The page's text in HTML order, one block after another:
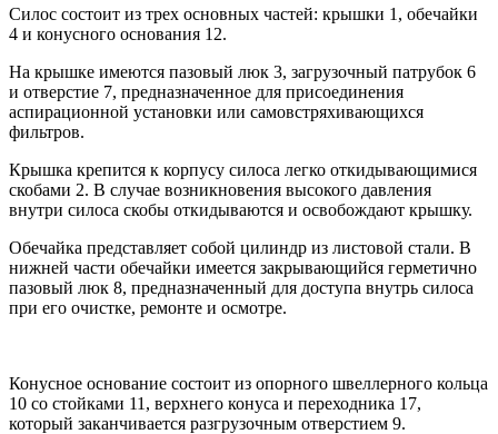
Силос состоит из трех основных частей: крышки 1, обечайки
4 и конусного основания 12.
На крышке имеются пазовый люк 3, загрузочный патрубок 6
и отверстие 7, предназначенное для присоединения
аспирационной установки или самовстряхивающихся
фильтров.
Крышка крепится к корпусу силоса легко откидывающимися
скобами 2. В случае возникновения высокого давления
внутри силоса скобы откидываются и освобождают крышку.
Обечайка представляет собой цилиндр из листовой стали. В
нижней части обечайки имеется закрывающийся герметично
пазовый люк 8, предназначенный для доступа внутрь силоса
при его очистке, ремонте и осмотре.
Конусное основание состоит из опорного швеллерного кольца
10 со стойками 11, верхнего конуса и переходника 17,
который заканчивается разгрузочным отверстием 9.